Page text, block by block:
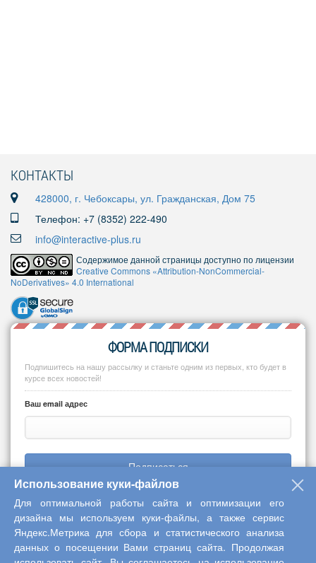
КОНТАКТЫ
428000, г. Чебоксары, ул. Гражданская, Дом 75
Телефон: +7 (8352) 222-490
info@interactive-plus.ru
Содержимое данной страницы доступно по лицензии
Creative Commons «Attribution-NonCommercial-
NoDerivatives» 4.0 International
ФОРМА ПОДПИСКИ
Подпишитесь на нашу рассылку и станьте одним из первых, кто будет в
курсе всех новостей!
Ваш email адрес
Подписаться
Copyright © 2013-2026 Центр научного сотрудничества «Интерактив
плюс»
Использование куки-файлов
Для оптимальной работы сайта и оптимизации его
дизайна мы используем куки-файлы, а также сервис
Яндекс.Метрика для сбора и статистического анализа
данных о посещении Вами страниц сайта. Продолжая